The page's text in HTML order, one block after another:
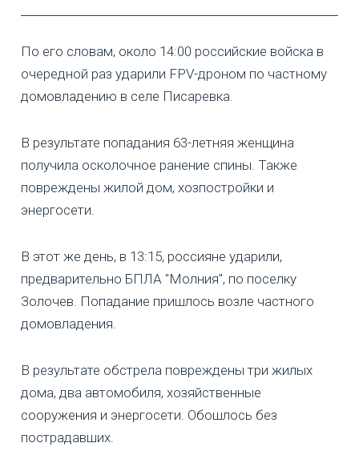
По его словам, около 14:00 российские войска в
очередной раз ударили FPV-дроном по частному
домовладению в селе Писаревка.
В результате попадания 63-летняя женщина
получила осколочное ранение спины. Также
повреждены жилой дом, хозпостройки и
энергосети.
В этот же день, в 13:15, россияне ударили,
предварительно БПЛА "Молния", по поселку
Золочев. Попадание пришлось возле частного
домовладения.
В результате обстрела повреждены три жилых
дома, два автомобиля, хозяйственные
сооружения и энергосети. Обошлось без
пострадавших.